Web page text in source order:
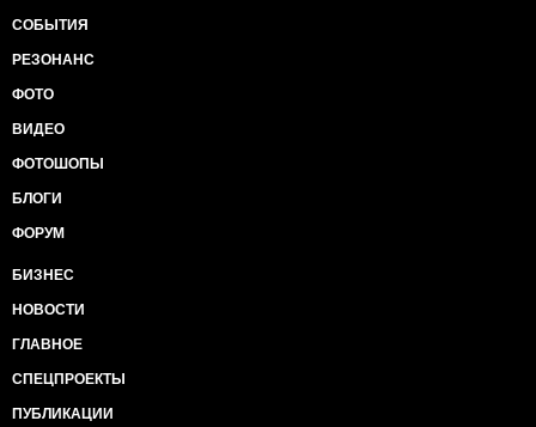
СОБЫТИЯ
РЕЗОНАНС
ФОТО
ВИДЕО
ФОТОШОПЫ
БЛОГИ
ФОРУМ
БИЗНЕС
НОВОСТИ
ГЛАВНОЕ
СПЕЦПРОЕКТЫ
ПУБЛИКАЦИИ